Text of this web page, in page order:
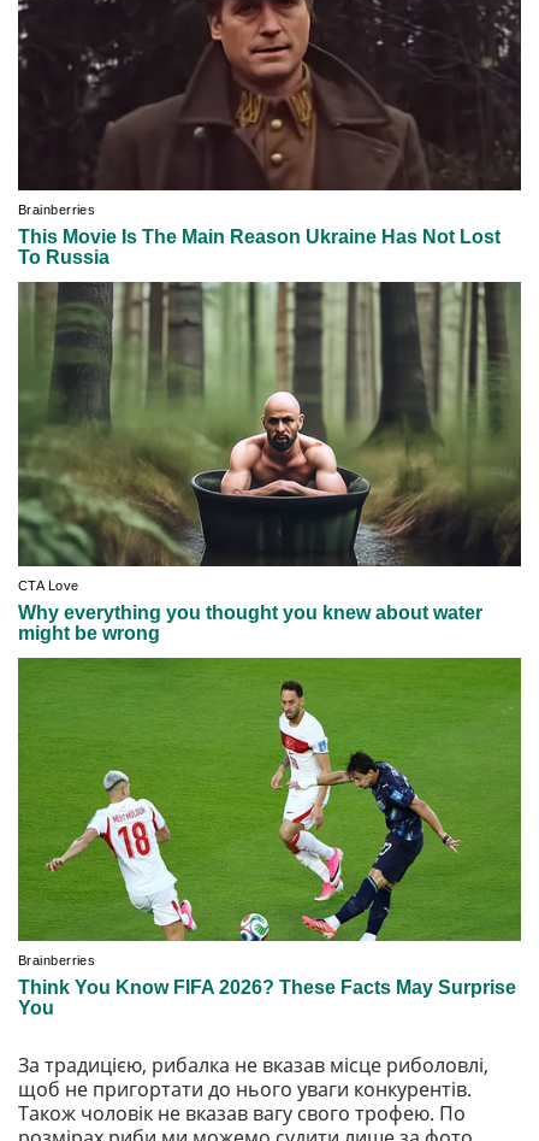
За традицією, рибалка не вказав місце риболовлі,
щоб не пригортати до нього уваги конкурентів.
Також чоловік не вказав вагу свого трофею. По